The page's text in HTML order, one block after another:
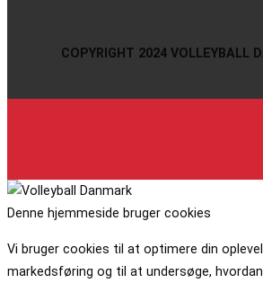
COPYRIGHT 2024 VOLLEYBALL
Denne hjemmeside bruger cookies
Vi bruger cookies til at optimere din
markedsføring og til at undersøge,